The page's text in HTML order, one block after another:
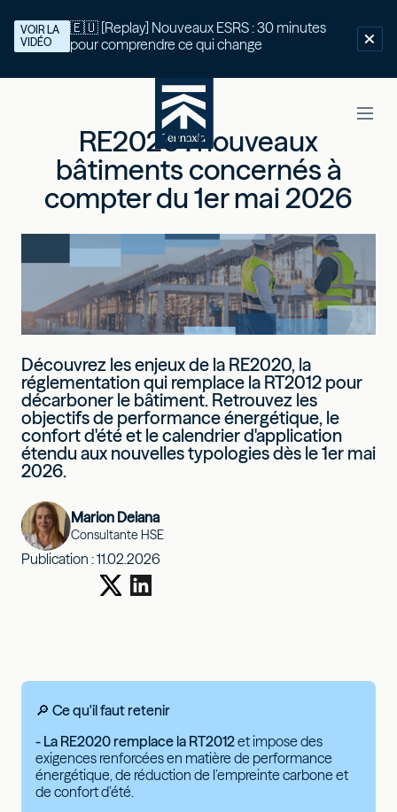
🇪🇺 [Replay] Nouveaux ESRS : 30 minutes
pour comprendre ce qui change
VOIR LA
VIDÉO
RE2020 : nouveaux
bâtiments concernés à
compter du 1er mai 2026
Découvrez les enjeux de la RE2020, la
réglementation qui remplace la RT2012 pour
décarboner le bâtiment. Retrouvez les
objectifs de performance énergétique, le
confort d'été et le calendrier d'application
étendu aux nouvelles typologies dès le 1er mai
2026.
Marion Deiana
Consultante HSE
Publication :11.02.2026
🔎 Ce qu'il faut retenir
- La RE2020 remplace la RT2012et impose des
exigences renforcées en matière de performance
énergétique, de réduction de l’empreinte carbone et
de confort d’été.